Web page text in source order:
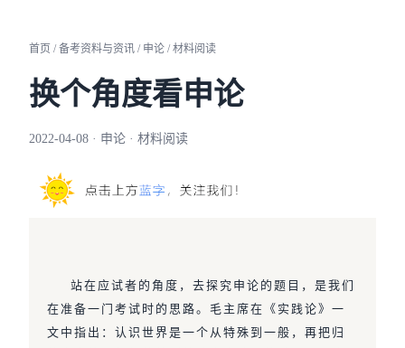
首页 / 备考资料与资讯 / 申论 / 材料阅读
换个角度看申论
2022-04-08 · 申论 · 材料阅读
站在应试者的角度，去探究申论的题目，是我们
在准备一门考试时的思路。毛主席在《实践论》一
文中指出：认识世界是一个从特殊到一般，再把归